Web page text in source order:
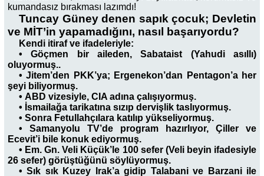
kumandasız bırakması lazımdı!
Tuncay Güney denen sapık çocuk; Devletin
ve MİT’in yapamadığını, nasıl başarıyordu?
Kendi itiraf ve ifadeleriyle:
•Göçmen bir aileden, Sabataist (Yahudi asıllı)
oluyormuş..
•Jitem’den PKK’ya; Ergenekon’dan Pentagon’a her
şeyi biliyormuş.
• ABD vizesiyle, CIA adına çalışıyormuş.
• İsmailağa tarikatına sızıp dervişlik taslıyormuş.
• Sonra Fetullahçılara katılıp yükseliyormuş.
• Samanyolu TV’de program hazırlıyor, Çiller ve
Ecevit’i bile konuk ediyormuş.
• Em.Gn. Veli Küçük’le 100 sefer (Veli beyin ifadesiyle
26 sefer) görüştüğünü söylüyormuş.
•Sık sık Kuzey Irak’a gidip Talabani ve Barzani ile